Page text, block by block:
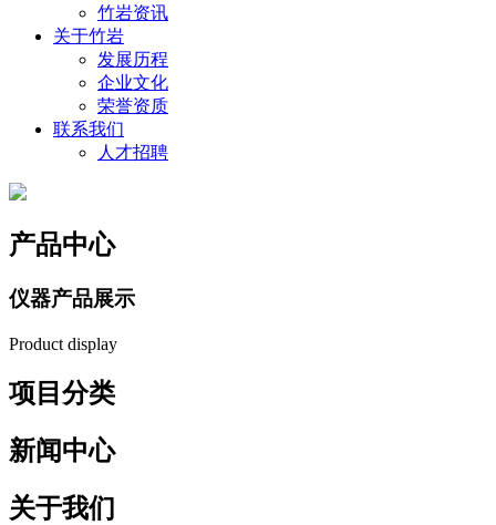
竹岩资讯
关于竹岩
发展历程
企业文化
荣誉资质
联系我们
人才招聘
产品中心
仪器产品展示
Product display
项目分类
新闻中心
关于我们